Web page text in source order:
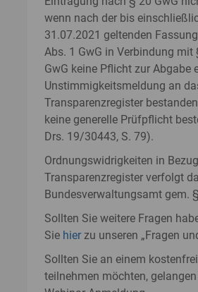
wenn nach der bis
31.07.2021 geltenden
Abs. 1 GwG in Verbindung mit
GwG keine Pflicht zur Abgabe
Unstimmigkeitsmeldung an
Transparenzregister
keine generelle Prüfpflicht
Drs. 19/30443, S. 79).
Ordnungswidrigkeiten in
Transparenzregister verfolgt
Bundesverwaltungsamt gem.
Sollten Sie weitere Fragen
Sie hier zu unseren „Fragen
Sollten Sie an einem
teilnehmen möchten,